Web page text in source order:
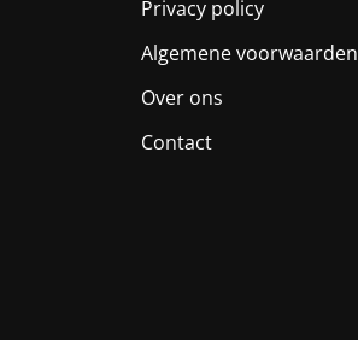
Privacy policy
Algemene voorwaarden
Over ons
Contact